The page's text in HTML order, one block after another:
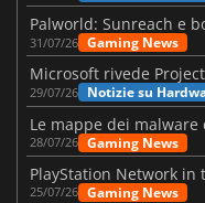
31/07/26 Gaming News
Microsoft rivede
29/07/26 Notizie su
28/07/26 Gaming News
25/07/26 Gaming News